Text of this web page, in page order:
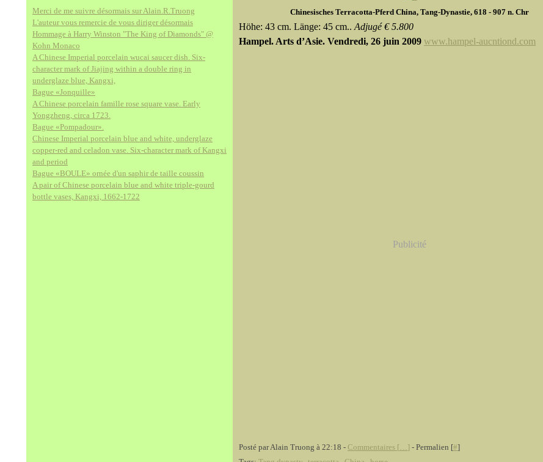
Merci de me suivre désormais sur Alain.R.Truong
L'auteur vous remercie de vous diriger désormais
Hommage à Harry Winston "The King of Diamonds" @
Kohn Monaco
A Chinese Imperial porcelain wucai saucer dish. Six-
character mark of Jiajing within a double ring in
underglaze blue, Kangxi,
Bague «Jonquille»
A Chinese porcelain famille rose square vase. Early
Yongzheng, circa 1723.
Bague «Pompadour».
Chinese Imperial porcelain blue and white, underglaze
copper-red and celadon vase. Six-character mark of Kangxi
and period
Bague «BOULE» ornée d'un saphir de taille coussin
A pair of Chinese porcelain blue and white triple-gourd
bottle vases, Kangxi, 1662-1722
Chinesisches Terracotta-Pferd China, Tang-Dynastie, 618 - 907 n. Chr
Höhe: 43 cm. Länge: 45 cm.. Adjugé € 5.800
Hampel. Arts d’Asie. Vendredi, 26 juin 2009 www.hampel-aucntiond.com
Publicité
Posté par Alain Truong à 22:18 - Commentaires [… ] - Permalien [#]